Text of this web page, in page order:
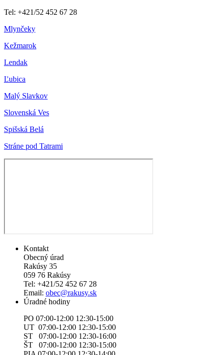
Tel: +421/52 452 67 28
Mlynčeky
Kežmarok
Lendak
Ľubica
Malý Slavkov
Slovenská Ves
Spišská Belá
Stráne pod Tatrami
Kontakt
Obecný úrad
Rakúsy 35
059 76 Rakúsy
Tel: +421/52 452 67 28
Email: obec@rakusy.sk
Úradné hodiny
PO 07:00-12:00 12:30-15:00
UT 07:00-12:00 12:30-15:00
ST 07:00-12:00 12:30-16:00
ŠT 07:00-12:00 12:30-15:00